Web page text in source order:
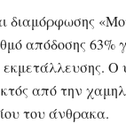
διαμόρφωσης
απόδοσης 63%
Ο
από την
του άνθρακα.